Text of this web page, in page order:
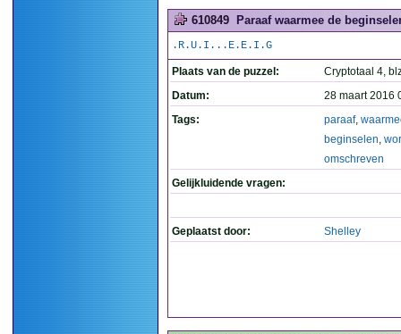
610849 Paraaf waarmee de
.R.U.I...E.E.I.G
Plaats van de puzzel:
Cryptotaal 4,
Datum:
28 maart 2016
Tags:
paraaf,
beginselen,
omschreven
Gelijkluidende vragen:
Geplaatst door: Shelley